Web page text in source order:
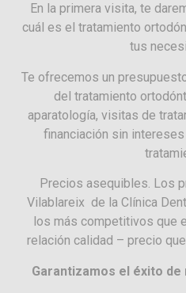
En la primera visita, te
cuál es el tratamiento
tus
Te ofrecemos un
del tratamiento
aparatología, visitas de
financiación sin
Precios asequibles. Los
Vilablareix de la Clínica
los más competitivos que
relación calidad – precio
Garantizamos el éxito